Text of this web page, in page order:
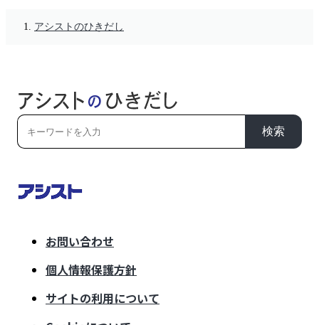
アシストのひきだし
検索
お問い合わせ
個人情報保護方針
サイトの利用について